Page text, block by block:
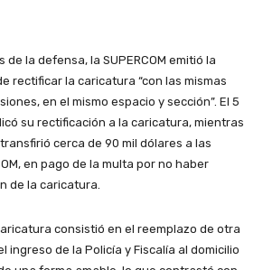
la defensa, la SUPERCOM emitió la
rectificar la caricatura “con las mismas
en el mismo espacio y sección”. El 5
su rectificación a la caricatura, mientras
cerca de 90 mil dólares a las
en pago de la multa por no haber
de la caricatura.
consistió en el reemplazo de otra
ingreso de la Policía y Fiscalía al domicilio